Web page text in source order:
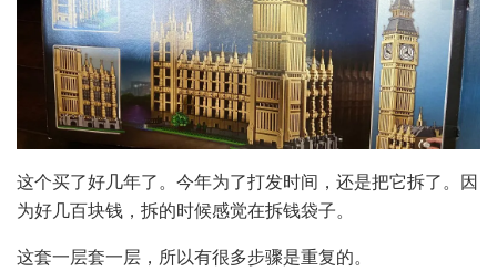
这个买了好几年了。今年为了打发时间，还是把它拆了。因
为好几百块钱，拆的时候感觉在拆钱袋子。
这套一层套一层，所以有很多步骤是重复的。